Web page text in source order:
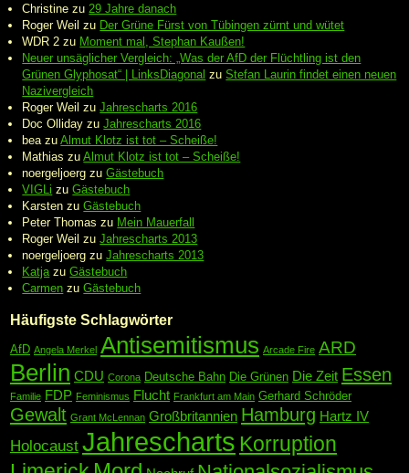
Christine zu 29 Jahre danach
Roger Weil zu Der Grüne Fürst von Tübingen zürnt und wütet
WDR 2 zu Moment mal, Stephan Kaußen!
Neuer unsäglicher Vergleich: „Was der AfD der Flüchtling ist den
Grünen Glyphosat“ | LinksDiagonal zuStefan Laurin findet einen neuen
Nazivergleich
Roger Weil zuJahrescharts 2016
Doc Olliday zuJahrescharts 2016
bea zuAlmut Klotz ist tot – Scheiße!
Mathias zuAlmut Klotz ist tot – Scheiße!
noergeljoerg zuGästebuch
VIGLi zuGästebuch
Karsten zuGästebuch
Peter Thomas zu Mein Mauerfall
Roger Weil zuJahrescharts 2013
noergeljoerg zuJahrescharts 2013
Katja zuGästebuch
Carmen zuGästebuch
Häufigste Schlagwörter
AfD Angela Merkel Antisemitismus Arcade Fire ARD
Berlin CDU Corona Deutsche Bahn Die Grünen Die Zeit Essen
Familie FDP Feminismus Flucht Frankfurt am Main Gerhard Schröder
Gewalt Grant McLennan Großbritannien Hamburg Hartz IV
Holocaust Jahrescharts Korruption